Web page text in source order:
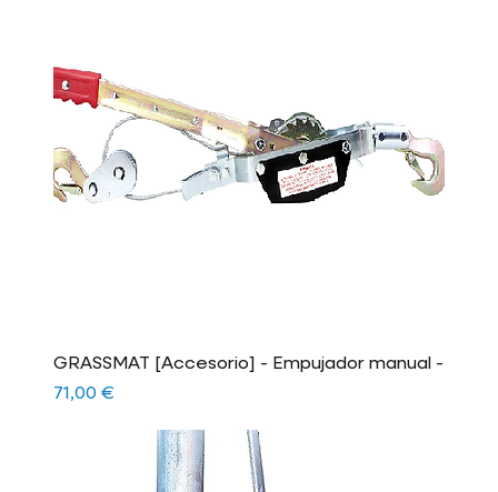
GRASSMAT [Accesorio] - Empujador manual -
Precio
71,00 €